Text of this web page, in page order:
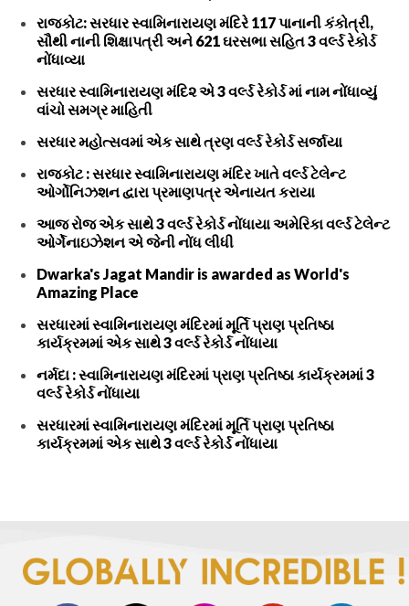
રાજકોટ: સરધાર સ્વામિનારાયણ મંદિરે 117 પાનાની કંકોત્રી,
સૌથી નાની શિક્ષાપત્રી અને 621 ઘરસભા સહિત 3 વર્લ્ડ રેકોર્ડ
નોંધાવ્યા
સરધાર સ્વામિનારાયણ મંદિ૨ એ 3 વર્લ્ડ રેકોર્ડ માં નામ નોંધાવ્યું
વાંચો સમગ્ર માહિતી
સરધાર મહોત્સવમાં એક સાથે ત્રણ વર્લ્ડ રેકોર્ડ સર્જાયા
રાજકોટ : સરધાર સ્વામિનારાયણ મંદિર ખાતે વર્લ્ડ ટેલેન્ટ
ઓર્ગોનિઝશન દ્વારા પ્રમાણપત્ર એનાયત કરાયા
આજ રોજ એક સાથે 3 વર્લ્ડ રેકોર્ડ નોંધાયા અમેરિકા વર્લ્ડ ટેલેન્ટ
ઓર્ગેનાઇઝેશન એ જેની નોંધ લીધી
Dwarka's Jagat Mandir is awarded as World's
Amazing Place
સરધારમાં સ્વામિનારાયણ મંદિરમાં મૂર્તિ પ્રાણ પ્રતિષ્ઠા
કાર્યક્રમમાં એક સાથે 3 વર્લ્ડ રેકોર્ડ નોંધાયા
નર્મદા : સ્વામિનારાયણ મંદિરમાં પ્રાણ પ્રતિષ્ઠા કાર્યક્રમમાં 3
વર્લ્ડ રેકોર્ડ નોંધાયા
સરધારમાં સ્વામિનારાયણ મંદિરમાં મૂર્તિ પ્રાણ પ્રતિષ્ઠા
કાર્યક્રમમાં એક સાથે 3 વર્લ્ડ રેકોર્ડ નોંધાયા